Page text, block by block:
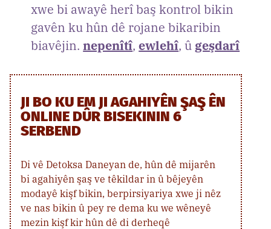
xwe bi awayê herî baş kontrol bikin
gavên ku hûn dê rojane bikaribin
biavêjin.nepenîtî,ewlehî, û geşdarî
JI BO KU EM JI AGAHIYÊN ŞAŞ ÊN
ONLINE DÛR BISEKININ 6
SERBEND
Di vê Detoksa Daneyan de, hûn dê mijarên
bi agahiyên şaş ve têkildar in û bêjeyên
modayê kişf bikin, berpirsiyariya xwe ji nêz
ve nas bikin û pey re dema ku we wêneyê
mezin kişf kir hûn dê di derheqê